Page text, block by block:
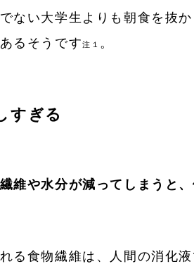
ない大学生よりも朝食を抜
るそうです注１ 。
すぎる
維や水分が減ってしまうと
る食物繊維は、人間の消化